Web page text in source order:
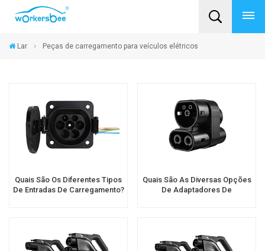
Lar Peças de carregamento para veículos elétricos
Quais São Os Diferentes Tipos
De Entradas De Carregamento?
Quais São As Diversas Opções
De Adaptadores De